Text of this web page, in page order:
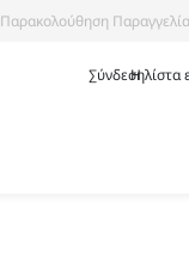
Παρακολούθηση
ΣύνδεσηΗ λίστα